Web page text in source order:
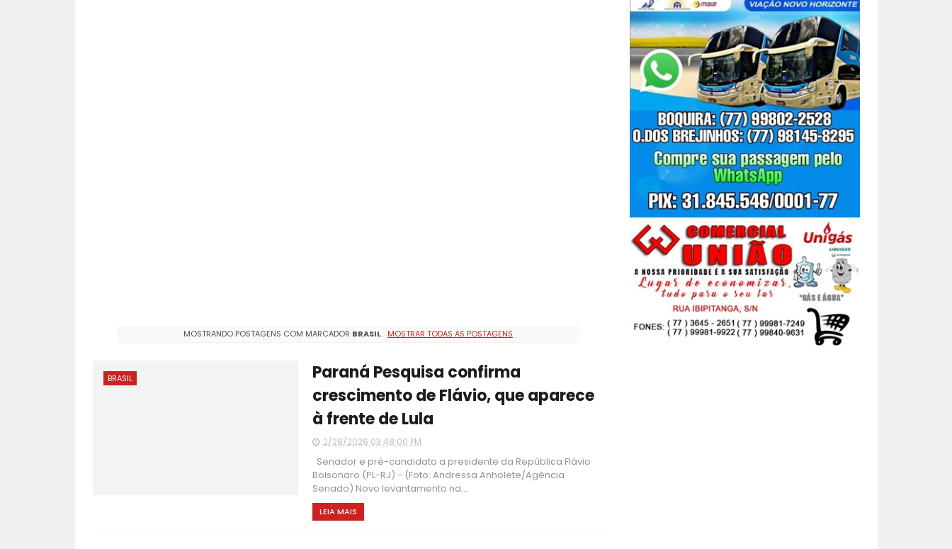
MOSTRANDO POSTAGENS COM MARCADOR BRASIL. MOSTRAR TODAS AS POSTAGENS
BRASIL
Paraná Pesquisa confirma
crescimento de Flávio, que aparece
à frente de Lula
2/28/2026 03:48:00 PM
Senador e pré-candidato a presidente da República Flávio
Bolsonaro (PL-RJ) - (Foto: Andressa Anholete/Agência
Senado) Novo levantamento na...
LEIA MAIS